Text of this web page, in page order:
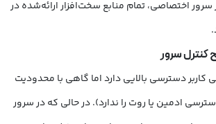
اختصاصی، تمام منابع سخت‌افزار ارائه‌شده در
سرور
کاربر دسترسی بالایی دارد اما گاهی با محدودیت‌
ادمین یا روت را ندارد). در حالی که در سرور